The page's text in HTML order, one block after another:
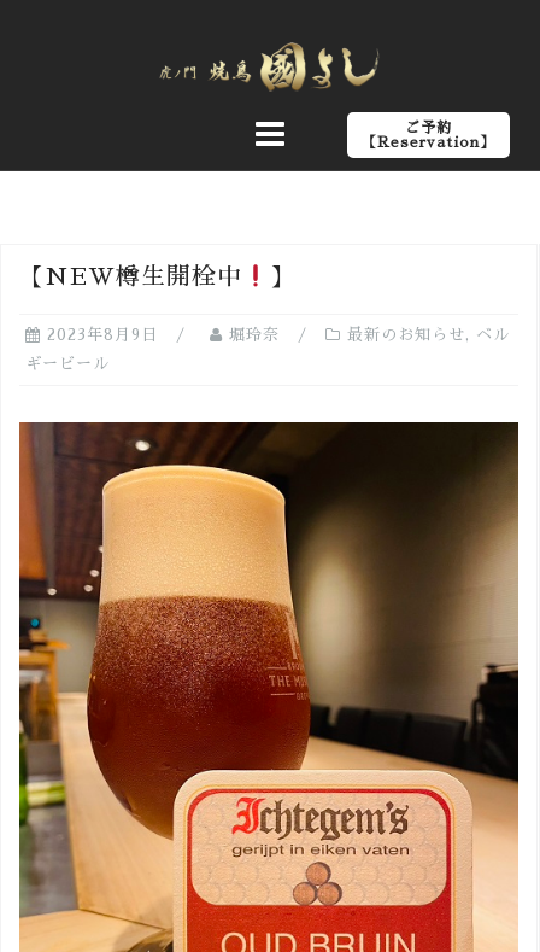
へ
ご予約
【Reservation】
【NEW樽生開栓中 】
2023年8月9日 堀玲奈 最新のお知らせ , ベル
ギービール